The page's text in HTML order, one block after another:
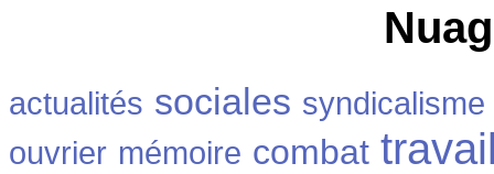
actualités sociales syndicalisme
ouvrier mémoire combat